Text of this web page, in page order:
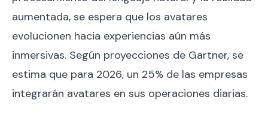
aumentada, se espera que los avatares
evolucionen hacia experiencias aún más
inmersivas. Según proyecciones de Gartner, se
estima que para 2026, un 25% de las empresas
integrarán avatares en sus operaciones diarias.